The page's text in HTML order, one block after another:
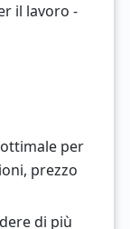
il lavoro -
per
prezzo
di più